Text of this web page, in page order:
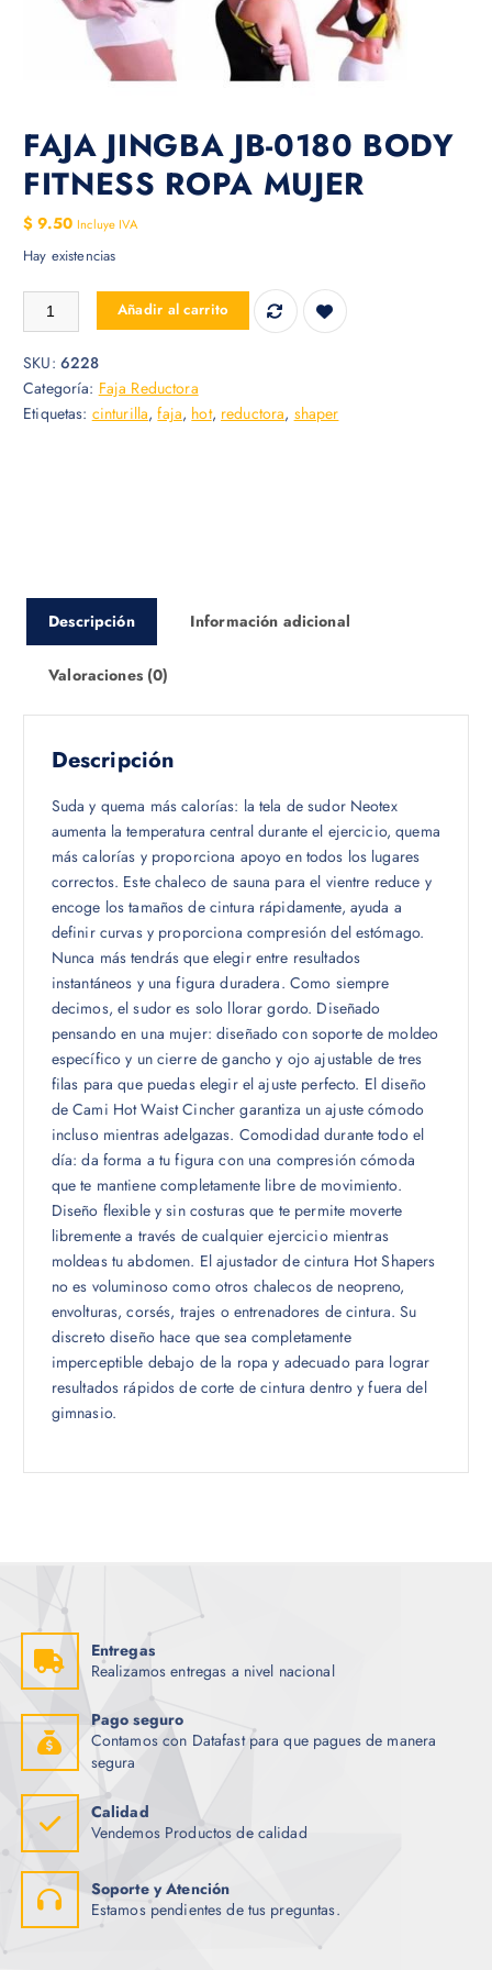
FAJA JINGBA JB-0180 BODY
FITNESS ROPA MUJER
$ 9.50 Incluye IVA
Hay existencias
FAJA JINGBA JB-0180 BODY FITNESS ROPA MUJER cantidad
Añadir al carrito
SKU: 6228
Categoría: Faja Reductora
Etiquetas: cinturilla,faja, hot, reductora, shaper
Descripción Información adicional
Valoraciones (0)
Descripción
Suda y quema más calorías: la tela de sudor Neotex
aumenta la temperatura central durante el ejercicio, quema
más calorías y proporciona apoyo en todos los lugares
correctos. Este chaleco de sauna para el vientre reduce y
encoge los tamaños de cintura rápidamente, ayuda a
definir curvas y proporciona compresión del estómago.
Nunca más tendrás que elegir entre resultados
instantáneos y una figura duradera. Como siempre
decimos, el sudor es solo llorar gordo. Diseñado
pensando en una mujer: diseñado con soporte de moldeo
específico y un cierre de gancho y ojo ajustable de tres
filas para que puedas elegir el ajuste perfecto. El diseño
de Cami Hot Waist Cincher garantiza un ajuste cómodo
incluso mientras adelgazas. Comodidad durante todo el
día: da forma a tu figura con una compresión cómoda
que te mantiene completamente libre de movimiento.
Diseño flexible y sin costuras que te permite moverte
libremente a través de cualquier ejercicio mientras
moldeas tu abdomen. El ajustador de cintura Hot Shapers
no es voluminoso como otros chalecos de neopreno,
envolturas, corsés, trajes o entrenadores de cintura. Su
discreto diseño hace que sea completamente
imperceptible debajo de la ropa y adecuado para lograr
resultados rápidos de corte de cintura dentro y fuera del
gimnasio.
Entregas
Realizamos entregas a nivel nacional
Pago seguro
Contamos con Datafast para que pagues de manera
segura
Calidad
Vendemos Productos de calidad
Soporte y Atención
Estamos pendientes de tus preguntas.